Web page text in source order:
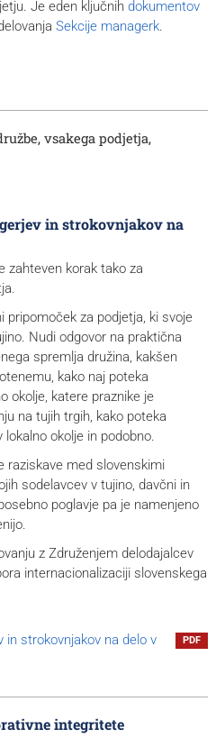
vsakega podjetja,
Je eden ključnih dokumentov
Sekcije managerk.
in strokovnjakov na
zahteven korak tako za
pripomoček za podjetja, ki svoje
Nudi odgovor na praktična
spremlja družina, kakšen
kako naj poteka
okolje, katere praznike je
na tujih trgih, kako poteka
okolje in podobno.
raziskave med slovenskimi
sodelavcev v tujino, davčni in
poglavje pa je namenjeno
z Združenjem delodajalcev
internacionalizaciji slovenskega
in strokovnjakov na delo v
PDF
integritete